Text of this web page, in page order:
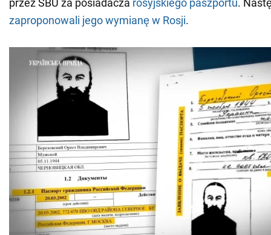
przez SBU za posiadacza rosyjskiego paszportu.
zaproponowali jego wymianę w Rosji.